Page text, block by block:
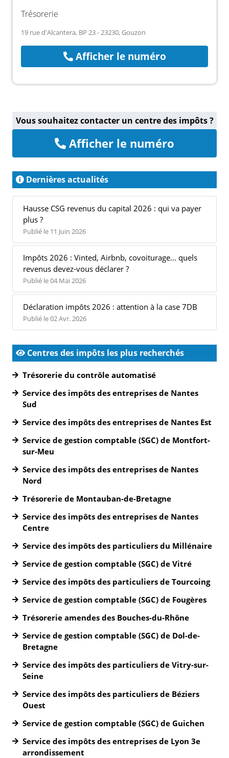
Trésorerie
19 rue d'Alcantera, BP 23 - 23230, Gouzon
Afficher le numéro
Vous souhaitez contacter un centre des impôts ?
Afficher le numéro
Dernières actualités
Hausse CSG revenus du capital 2026 : qui va payer
plus ?
Publié le 11 Juin 2026
Impôts 2026 : Vinted, Airbnb, covoiturage… quels
revenus devez-vous déclarer ?
Publié le 04 Mai 2026
Déclaration impôts 2026 : attention à la case 7DB
Publié le 02 Avr. 2026
Centres des impôts les plus recherchés
Trésorerie du contrôle automatisé
Service des impôts des entreprises de Nantes
Sud
Service des impôts des entreprises de Nantes Est
Service de gestion comptable (SGC) de Montfort-
sur-Meu
Service des impôts des entreprises de Nantes
Nord
Trésorerie de Montauban-de-Bretagne
Service des impôts des entreprises de Nantes
Centre
Service des impôts des particuliers du Millénaire
Service de gestion comptable (SGC) de Vitré
Service des impôts des particuliers de Tourcoing
Service de gestion comptable (SGC) de Fougères
Trésorerie amendes des Bouches-du-Rhône
Service de gestion comptable (SGC) de Dol-de-
Bretagne
Service des impôts des particuliers de Vitry-sur-
Seine
Service des impôts des particuliers de Béziers
Ouest
Service de gestion comptable (SGC) de Guichen
Service des impôts des entreprises de Lyon 3e
arrondissement